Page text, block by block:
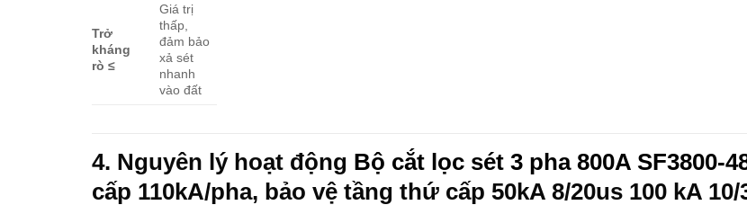
Trở
kháng
rò ≤
Giá trị
thấp,
đảm bảo
xả sét
nhanh
vào đất
4. Nguyên lý hoạt động Bộ cắt lọc sét 3 pha 800A SF3800-
cấp 110kA/pha, bảo vệ tầng thứ cấp 50kA 8/20us 100 kA